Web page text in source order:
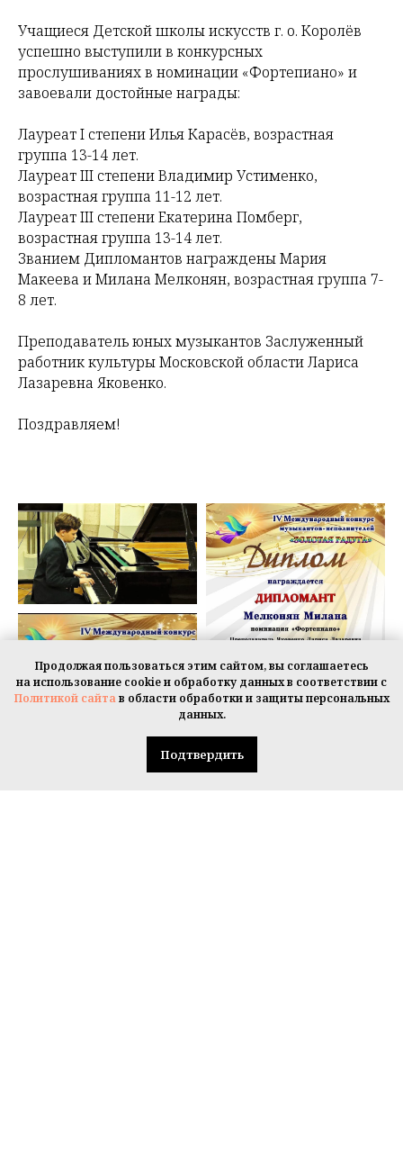
Продолжая пользоваться этим сайтом, вы соглашаетесь
на использование cookie и обработку данных в соответствии с
Политикой сайтав области обработки и защиты персональных
данных.
Подтвердить
Учащиеся Детской школы искусств г. о. Королёв
успешно выступили в конкурсных
прослушиваниях в номинации «Фортепиано» и
завоевали достойные награды:
Лауреат I степени Илья Карасёв, возрастная
группа 13-14 лет.
Лауреат III степени Владимир Устименко,
возрастная группа 11-12 лет.
Лауреат III степени Екатерина Помберг,
возрастная группа 13-14 лет.
Званием Дипломантов награждены Мария
Макеева и Милана Мелконян, возрастная группа 7-
8 лет.
Преподаватель юных музыкантов Заслуженный
работник культуры Московской области Лариса
Лазаревна Яковенко.
Поздравляем!